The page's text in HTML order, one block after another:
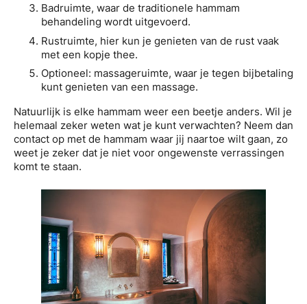
Badruimte, waar de traditionele hammam
behandeling wordt uitgevoerd.
Rustruimte, hier kun je genieten van de rust vaak
met een kopje thee.
Optioneel: massageruimte, waar je tegen bijbetaling
kunt genieten van een massage.
Natuurlijk is elke hammam weer een beetje anders. Wil je
helemaal zeker weten wat je kunt verwachten? Neem dan
contact op met de hammam waar jij naartoe wilt gaan, zo
weet je zeker dat je niet voor ongewenste verrassingen
komt te staan.